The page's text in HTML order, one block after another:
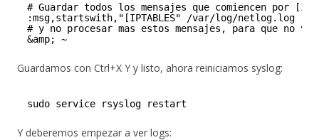
# Guardar todos los mensajes que comiencen por
:msg,startswith,"[IPTABLES" /var/log/netlog.log
# y no procesar mas estos mensajes, para que no
&amp; ~
Guardamos con Ctrl+X Y y listo, ahora reiniciamos syslog:
sudo service rsyslog restart
Y deberemos empezar a ver logs: